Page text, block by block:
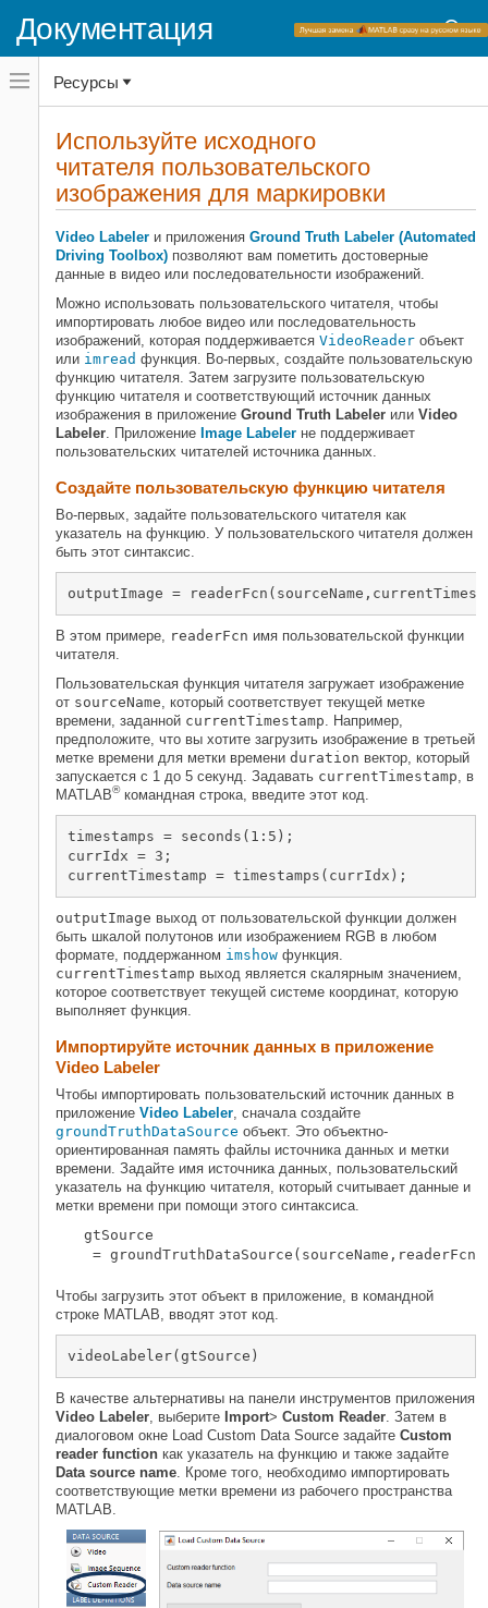
Документация
Переключатель
навигационного
меню
переключатель
навигационного
Computer Vision Toolbox
Изображение и видео разметка
достоверных данных
Используйте исходного читателя
пользовательского изображения
для маркировки
НА ЭТОЙ СТРАНИЦЕ
Создайте пользовательскую
функцию читателя
Импортируйте источник данных в
приложение Video Labeler
Импортируйте источник данных в
приложение Ground Truth Labeler
Смотрите также
Похожие темы
Ресурсы
Используйте исходного
читателя пользовательского
изображения для маркировки
Video Labeler и приложения Ground Truth Labeler (Automated
Driving Toolbox) позволяют вам пометить достоверные
данные в видео или последовательности изображений.
Можно использовать пользовательского читателя, чтобы
импортировать любое видео или последовательность
изображений, которая поддерживается VideoReader объект
или imread функция. Во-первых, создайте пользовательскую
функцию читателя. Затем загрузите пользовательскую
функцию читателя и соответствующий источник данных
изображения в приложение Ground Truth Labeler или Video
Labeler. Приложение Image Labeler не поддерживает
пользовательских читателей источника данных.
Создайте пользовательскую функцию читателя
Во-первых, задайте пользовательского читателя как
указатель на функцию. У пользовательского читателя должен
быть этот синтаксис.
outputImage =
В этом примере, readerFcn имя пользовательской функции
читателя.
Пользовательская функция читателя загружает изображение
от sourceName, который соответствует текущей метке
времени, заданной currentTimestamp. Например,
предположите, что вы хотите загрузить изображение в третьей
метке времени для метки времени duration вектор, который
запускается с 1 до 5 секунд. Задавать currentTimestamp, в
MATLAB®командная строка, введите этот код.
timestamps = seconds(1:5);
currIdx = 3;
currentTimestamp = timestamps(currIdx);
outputImage выход от пользовательской функции должен
быть шкалой полутонов или изображением RGB в любом
формате, поддержанном imshow функция.
currentTimestamp выход является скалярным значением,
которое соответствует текущей системе координат, которую
выполняет функция.
Импортируйте источник данных в приложение
Video Labeler
Чтобы импортировать пользовательский источник данных в
приложение Video Labeler, сначала создайте
groundTruthDataSource объект. Это объектно-
ориентированная память файлы источника данных и метки
времени. Задайте имя источника данных, пользовательский
указатель на функцию читателя, который считывает данные и
метки времени при помощи этого синтаксиса.
gtSource
= groundTruthDataSource( sourceName , readerFcn
Чтобы загрузить этот объект в приложение, в командной
строке MATLAB, вводят этот код.
videoLabeler(gtSource)
В качестве альтернативы на панели инструментов приложения
Video Labeler, выберите Import> Custom Reader. Затем в
диалоговом окне Load Custom Data Source задайте Custom
reader function как указатель на функцию и также задайте
Data source name. Кроме того, необходимо импортировать
соответствующие метки времени из рабочего пространства
MATLAB.